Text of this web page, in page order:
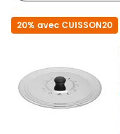
20% avec CUISSON20